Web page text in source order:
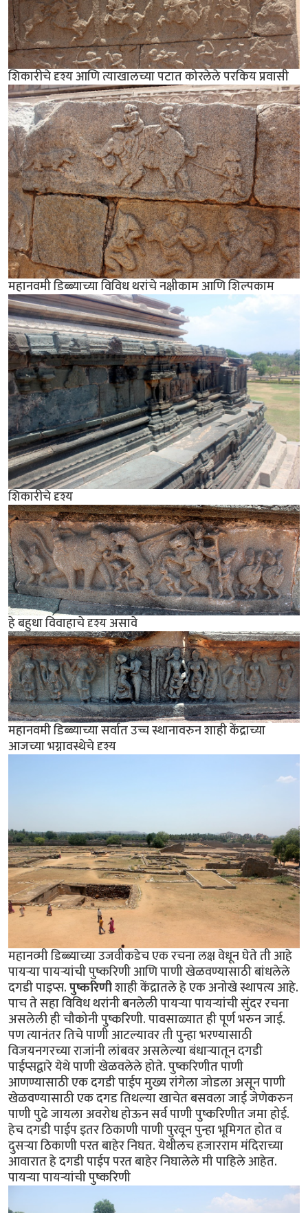
शिकारीचे दृश्य आणि त्याखालच्या पटात कोरलेले परकिय प्रवासी
महानवमी डिब्ब्याच्या विविध थरांचे नक्षीकाम आणि शिल्पकाम
शिकारीचे दृश्य
हे बहुधा विवाहाचे दृश्य असावे
महानवमी डिब्ब्याच्या सर्वात उच्च स्थानावरुन शाही केंद्राच्या
आजच्या भग्नावस्थेचे दृश्य
महानव्मी डिब्ब्याच्या उजवीकडेच एक रचना लक्ष वेधून घेते ती आहे
पायर्‍या पायर्‍यांची पुष्करिणी आणि पाणी खेळवण्यासाठी बांधलेले
दगडी पाइप्स.पुष्करिणीशाही केंद्रातले हे एक अनोखे स्थापत्य आहे.
पाच ते सहा विविध थरांनी बनलेली पायर्‍या पायर्‍यांची सुंदर रचना
असलेली ही चौकोनी पुष्करिणी. पावसाळ्यात ही पूर्ण भरुन जाई.
पण त्यानंतर तिचे पाणी आटल्यावर ती पुन्हा भरण्यासाठी
विजयनगरच्या राजांनी लांबवर असलेल्या बंधार्‍यातून दगडी
पाईप्सद्वारे येथे पाणी खेळवलेले होते. पुष्करिणीत पाणी
आणण्यासाठी एक दगडी पाईप मुख्य रांगेला जोडला असून पाणी
खेळवण्यासाठी एक दगड तिथल्या खाचेत बसवला जाई जेणेकरुन
पाणी पुढे जायला अवरोध होऊन सर्व पाणी पुष्करिणीत जमा होई.
हेच दगडी पाईप इतर ठिकाणी पाणी पुरवून पुन्हा भूमिगत होत व
दुसर्‍या ठिकाणी परत बाहेर निघत. येथीलच हजारराम मंदिराच्या
आवारात हे दगडी पाईप परत बाहेर निघालेले मी पाहिले आहेत.
पायर्‍या पायर्‍यांची पुष्करिणी